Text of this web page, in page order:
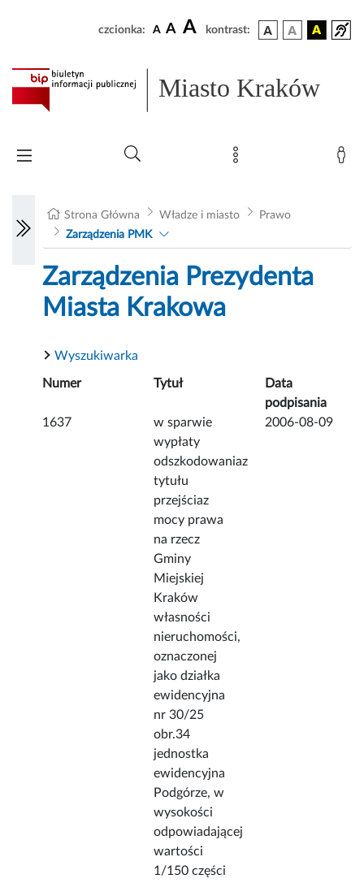
czcionka: A A A kontrast:
Miasto Kraków
Strona Główna Władze i miasto
Prawo
Zarządzenia PMK
Zarządzenia Prezydenta
Miasta Krakowa
Wyszukiwarka
Numer Tytuł
Data
podpisania
1637
w sparwie
wypłaty
odszkodowaniaz
tytułu
przejściaz
mocy prawa
na rzecz
Gminy
Miejskiej
Kraków
własności
nieruchomości,
oznaczonej
jako działka
ewidencyjna
nr 30/25
obr.34
jednostka
ewidencyjna
Podgórze, w
wysokości
odpowiadającej
wartości
1/150 części
2006-08-09